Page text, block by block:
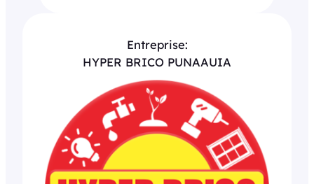
Entreprise:
HYPER BRICO PUNAAUIA